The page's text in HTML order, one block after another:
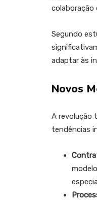
colaboração
Segundo
adaptar às
Novos
A revolução
tendências